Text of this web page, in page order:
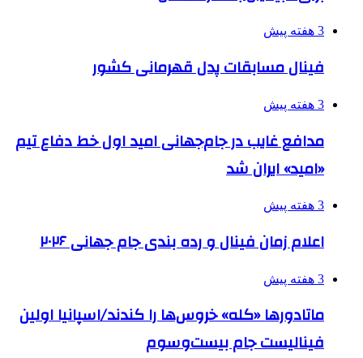
3 هفته پیش
فینال مسابقات پدل قهرمانی کشور
3 هفته پیش
مدافع غایب در جام‌جهانی امید اول خط دفاع تیم
«امید» ایران شد
3 هفته پیش
اعلام زمان فینال و رده بندی جام جهانی ۲۰۲۶
3 هفته پیش
ماتادورها «کله» خروس‌ها را کندند/اسپانیا اولین
فینالیست جام بیست‌وسوم